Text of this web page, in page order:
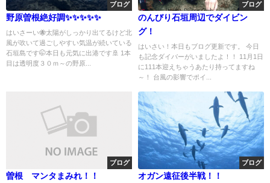
ブログ
野原曽根絶好調✨✨✨✨✨
はいさーい🐝太陽がしっかり出てるけど北
風が吹いて過ごしやすい気温が続いている
石垣島です🤭本日も元気に出港です🚢 1本
目は透明度３０ｍ～の野原...
ブログ
のんびり石垣周辺でダイビン
グ！
はいさい！本日もブログ更新です。 今日
も記念ダイバーがいましたよ！！ 11月1日
に111本迎えちゃうあたり持ってますね
～！ 台風の影響でポイ...
ブログ
曽根 マンタまみれ！！
ブログ
オガン遠征後半戦！！